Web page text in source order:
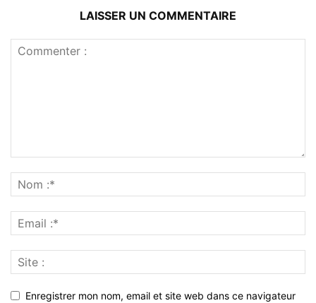
LAISSER UN COMMENTAIRE
Enregistrer mon nom, email et site web dans ce navigateur